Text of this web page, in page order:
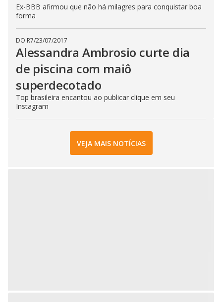
Ex-BBB afirmou que não há milagres para conquistar boa
forma
DO R7/23/07/2017
Alessandra Ambrosio curte dia
de piscina com maiô
superdecotado
Top brasileira encantou ao publicar clique em seu
Instagram
VEJA MAIS NOTÍCIAS